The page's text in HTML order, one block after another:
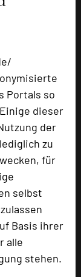
Portals so
dieser
der
zu
für
selbst
Basis ihrer
alle
stehen.